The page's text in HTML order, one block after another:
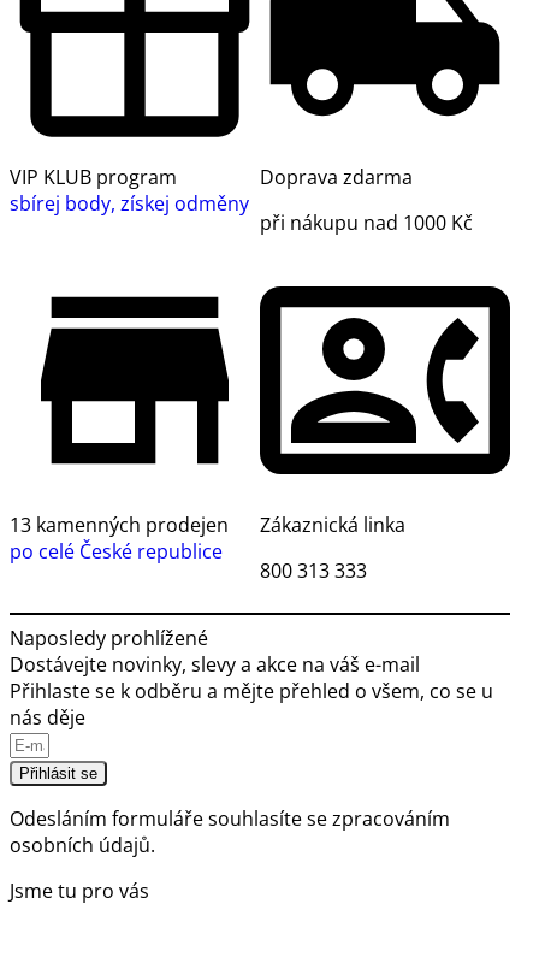
VIP KLUB program
sbírej body, získej odměny
Doprava zdarma
při nákupu nad 1000 Kč
13 kamenných prodejen
po celé České republice
Zákaznická linka
800 313 333
Naposledy prohlížené
Dostávejte novinky, slevy a akce na váš e-mail
Přihlaste se k odběru a mějte přehled o všem, co se u
nás děje
Přihlásit se
Odesláním formuláře souhlasíte sezpracováním
osobních údajů.
Jsme tu pro vás